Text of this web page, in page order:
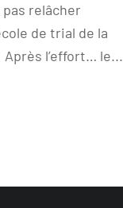
pas relâcher
de trial de la
l’effort… le...